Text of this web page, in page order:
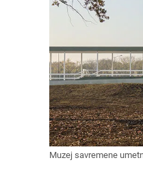
Muzej savremene